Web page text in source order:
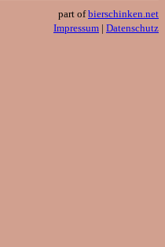
part ofbierschinken.net
Impressum | Datenschutz